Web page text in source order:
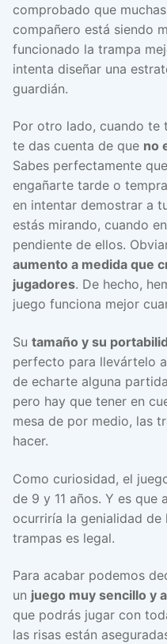
comprobado que
compañero está siendo
funcionado la trampa
intenta diseñar una
guardián.
Por otro lado, cuando te
te das cuenta de que no
Sabes perfectamente
engañarte tarde o
en intentar demostrar a
estás mirando, cuando
pendiente de ellos.
aumento a medida que
jugadores. De hecho,
juego funciona mejor
Su tamaño y su
perfecto para llevártelo
de echarte alguna
pero hay que tener en
mesa de por medio, las
hacer.
Como curiosidad, el
de 9 y 11 años. Y es que
ocurriría la genialidad de
trampas es legal.
Para acabar podemos
un juego muy sencillo y
que podrás jugar con
las risas están